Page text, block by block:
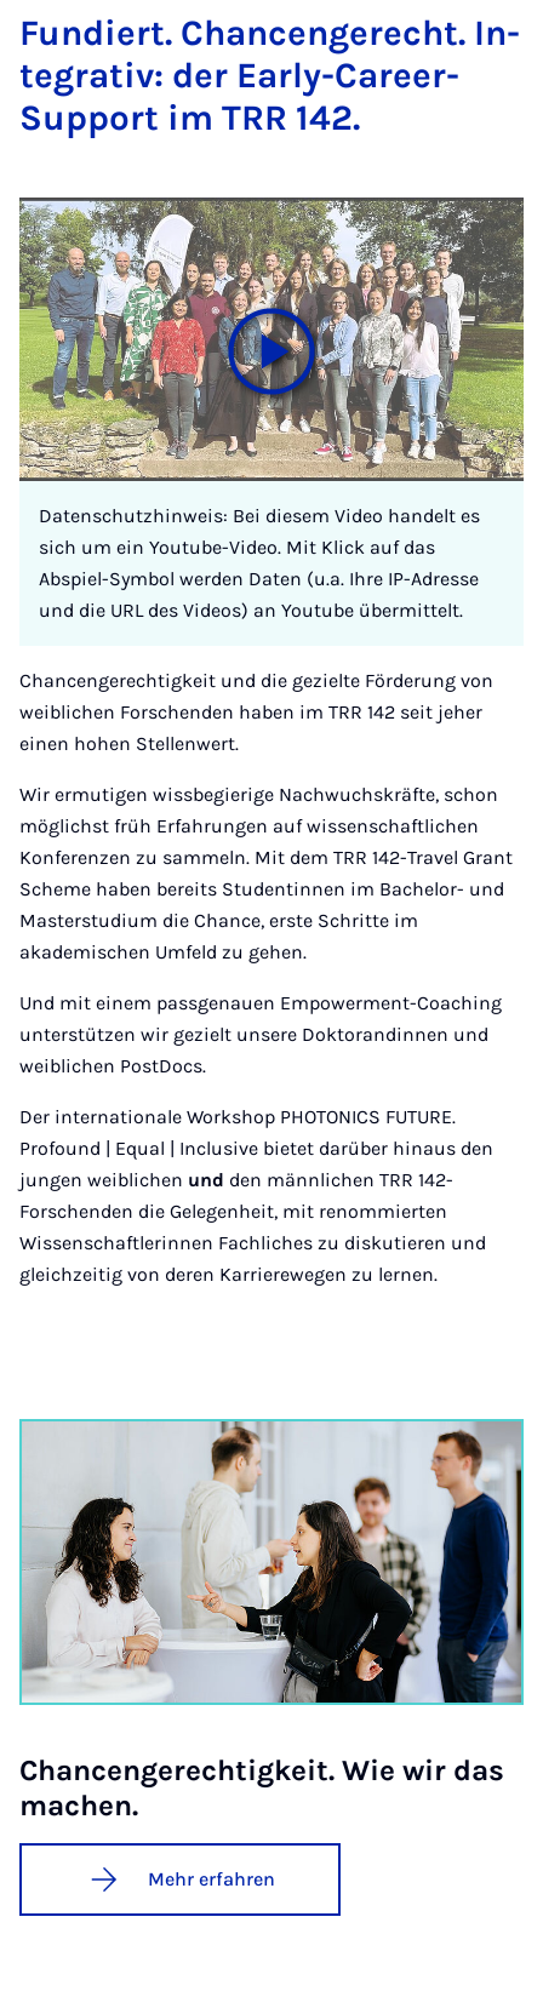
Fun­diert. Chan­cen­ge­recht. In­
te­gra­tiv: der Ea­r­ly-Care­er-
Sup­port im TRR 142.
Datenschutzhinweis: Bei diesem Video handelt es
sich um ein Youtube-Video. Mit Klick auf das
Abspiel-Symbol werden Daten (u.a. Ihre IP-Adresse
und die URL des Videos) an Youtube übermittelt.
Chancengerechtigkeit und die gezielte Förderung von
weiblichen Forschenden haben im TRR 142 seit jeher
einen hohen Stellenwert.
Wir ermutigen wissbegierige Nachwuchskräfte, schon
möglichst früh Erfahrungen auf wissenschaftlichen
Konferenzen zu sammeln. Mit dem TRR 142-Travel Grant
Scheme haben bereits Studentinnen im Bachelor- und
Masterstudium die Chance, erste Schritte im
akademischen Umfeld zu gehen.
Und mit einem passgenauen Empowerment-Coaching
unterstützen wir gezielt unsere Doktorandinnen und
weiblichen PostDocs.
Der internationale Workshop PHOTONICS FUTURE.
Profound | Equal | Inclusive bietet darüber hinaus den
jungen weiblichen und den männlichen TRR 142-
Forschenden die Gelegenheit, mit renommierten
Wissenschaftlerinnen Fachliches zu diskutieren und
gleichzeitig von deren Karrierewegen zu lernen.
Chan­cen­ge­rech­tig­keit. Wie wir das
ma­chen.
Mehr erfahren